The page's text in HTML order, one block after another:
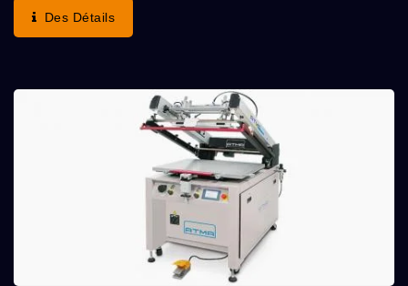
Moyenne Peut Être Adaptée À Diverses Industries Et
Étendue...
Des Détails